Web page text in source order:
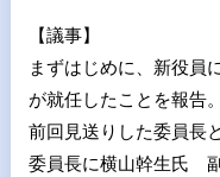
【議事】
まずはじめに、新役員
が就任したことを報告
前回見送りした委員長
委員長に横山幹生氏